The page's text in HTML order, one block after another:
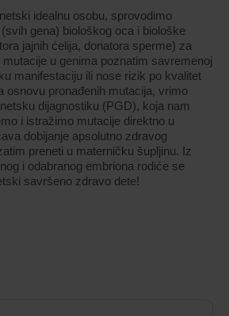
idealnu osobu, sprovodimo
gena) biološkog oca i biološke
jajnih ćelija, donatora sperme) za
u genima poznatim savremenoj
manifestaciju ili nose rizik po kvalitet
osnovu pronađenih mutacija, vrimo
dijagnostiku (PGD), koja nam
i istražimo mutacije direktno u
dobijanje apsolutno zdravog
preneti u materničku šupljinu. Iz
i odabranog embriona rodiće se
savršeno zdravo dete!